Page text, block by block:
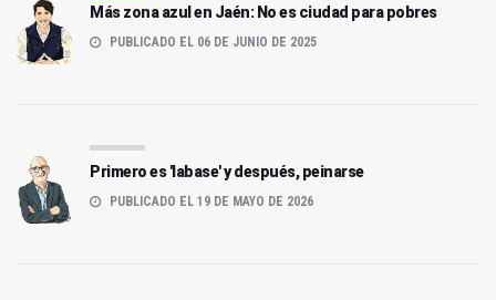
Más zona azul en Jaén: No es ciudad para pobres
PUBLICADO EL 06 DE JUNIO DE 2025
Primero es 'labase' y después, peinarse
PUBLICADO EL 19 DE MAYO DE 2026